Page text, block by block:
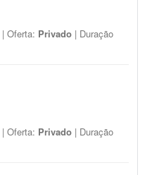
| Oferta: Privado | Duração
| Oferta: Privado | Duração